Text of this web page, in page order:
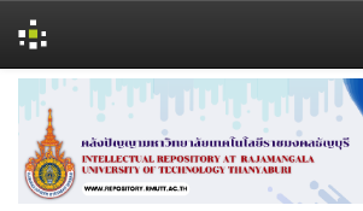
navigation